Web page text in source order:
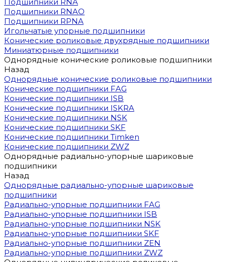
Подшипники RNAO
Подшипники RPNA
Игольчатые упорные подшипники
Конические роликовые двухрядные подшипники
Миниатюрные подшипники
Однорядные конические роликовые подшипники
Назад
Однорядные конические роликовые подшипники
Конические подшипники FAG
Конические подшипники ISB
Конические подшипники ISKRA
Конические подшипники NSK
Конические подшипники SKF
Конические подшипники Timken
Конические подшипники ZWZ
Однорядные радиально-упорные шариковые
подшипники
Назад
Однорядные радиально-упорные шариковые
подшипники
Радиально-упорные подшипники FAG
Радиально-упорные подшипники ISB
Радиально-упорные подшипники NSK
Радиально-упорные подшипники SKF
Радиально-упорные подшипники ZEN
Радиально-упорные подшипники ZWZ